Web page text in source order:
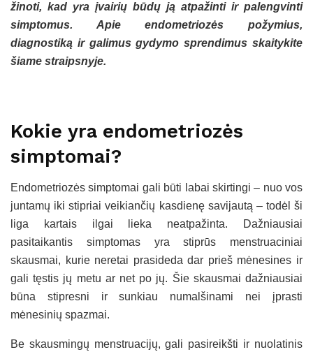
žinoti, kad yra įvairių būdų ją atpažinti ir palengvinti
simptomus. Apie endometriozės požymius,
diagnostiką ir galimus gydymo sprendimus skaitykite
šiame straipsnyje.
Kokie yra endometriozės
simptomai?
Endometriozės simptomai gali būti labai skirtingi – nuo vos
juntamų iki stipriai veikiančių kasdienę savijautą – todėl ši
liga kartais ilgai lieka neatpažinta. Dažniausiai
pasitaikantis simptomas yra stiprūs menstruaciniai
skausmai, kurie neretai prasideda dar prieš mėnesines ir
gali tęstis jų metu ar net po jų. Šie skausmai dažniausiai
būna stipresni ir sunkiau numalšinami nei įprasti
mėnesinių spazmai.
Be skausmingų menstruacijų, gali pasireikšti ir nuolatinis